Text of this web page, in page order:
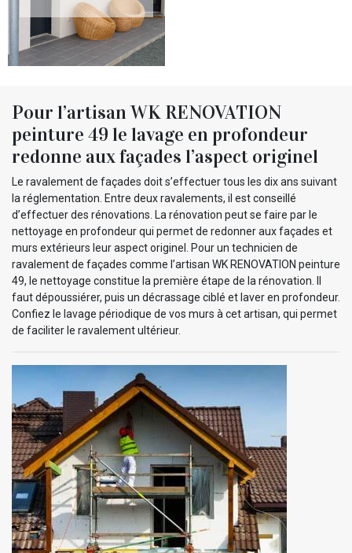
Pour l’artisan WK RENOVATION
peinture 49 le lavage en profondeur
redonne aux façades l’aspect originel
Le ravalement de façades doit s’effectuer tous les dix ans suivant
la réglementation. Entre deux ravalements, il est conseillé
d’effectuer des rénovations. La rénovation peut se faire par le
nettoyage en profondeur qui permet de redonner aux façades et
murs extérieurs leur aspect originel. Pour un technicien de
ravalement de façades comme l’artisan WK RENOVATION peinture
49, le nettoyage constitue la première étape de la rénovation. Il
faut dépoussiérer, puis un décrassage ciblé et laver en profondeur.
Confiez le lavage périodique de vos murs à cet artisan, qui permet
de faciliter le ravalement ultérieur.